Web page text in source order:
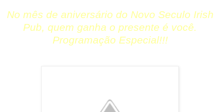
No mês de aniversário do Novo Seculo Irish
Pub, quem ganha o presente é você.
Programação Especial!!!